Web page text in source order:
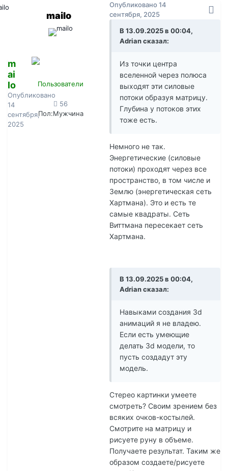
m
ai
lo
Опубликовано
14
сентября,
2025
mailo
Пользователи
56
Пол:Мужчина
Опубликовано14
сентября, 2025
В 13.09.2025 в 00:04,
Adrian сказал:
Из точки центра
вселенной через полюса
выходят эти силовые
потоки образуя матрицу.
Глубина у потоков этих
тоже есть.
Немного не так.
Энергетические (силовые
потоки) проходят через все
пространство, в том числе и
Землю (энергетическая сеть
Хартмана). Это и есть те
самые квадраты. Сеть
Виттмана пересекает сеть
Хартмана.
В 13.09.2025 в 00:04,
Adrian сказал:
Навыками создания 3d
анимаций я не владею.
Если есть умеющие
делать 3d модели, то
пусть создадут эту
модель.
Стерео картинки умеете
смотреть? Своим зрением без
всяких очков-костылей.
Смотрите на матрицу и
рисуете руну в объеме.
Получаете результат. Таким же
образом создаете/рисуете